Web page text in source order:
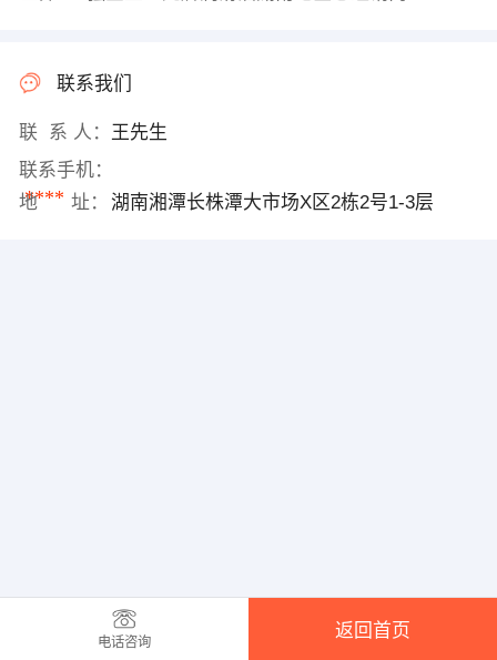
联系我们
联 系 人： 王先生
联系手机：
****
地 址： 湖南湘潭长株潭大市场X区2栋2号1-3层
电话咨询
返回首页